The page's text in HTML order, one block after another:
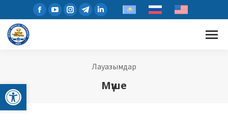
Open toolbar
Лауазымдар
Мүше